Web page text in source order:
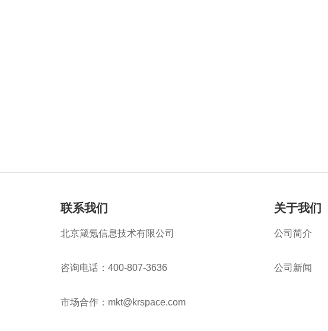
联系我们
北京箴氪信息技术有限公司
咨询电话：400-807-3636
市场合作：mkt@krspace.com
关于我们
公司简介
公司新闻